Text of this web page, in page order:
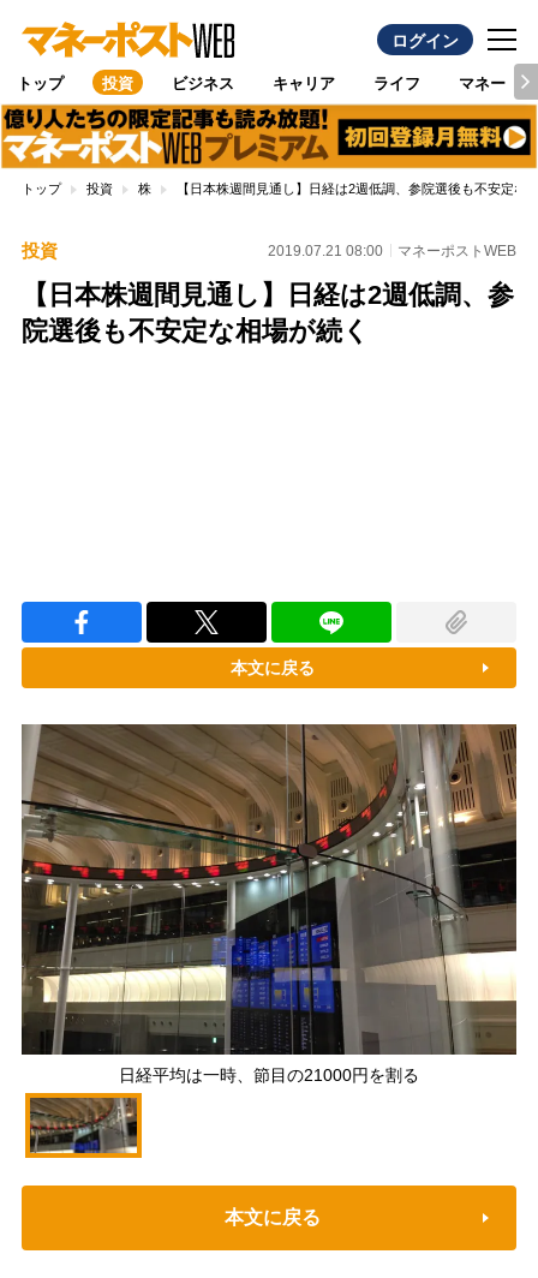
ログイン
トップ 投資 ビジネス キャリア ライフ マネー
トップ 投資 株 【日本株週間見通し】日経は2週低調、参院選後も不安定な
投資 2019.07.21 08:00 マネーポストWEB
【日本株週間見通し】日経は2週低調、参
院選後も不安定な相場が続く
本文に戻る
日経平均は一時、節目の21000円を割る
本文に戻る